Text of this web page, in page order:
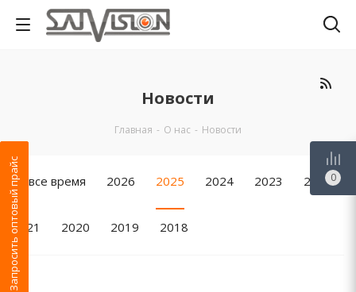
Новости
Главная - О нас - Новости
За все время 2026 2025 2024 2023 2022
2021 2020 2019 2018
Запросить оптовый прайс 0